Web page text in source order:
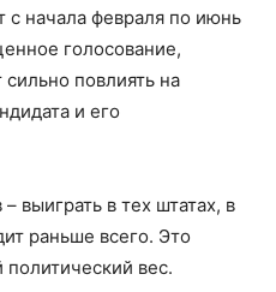
с начала февраля по июнь
голосование,
сильно повлиять на
и его
выиграть в тех штатах, в
раньше всего. Это
вес.